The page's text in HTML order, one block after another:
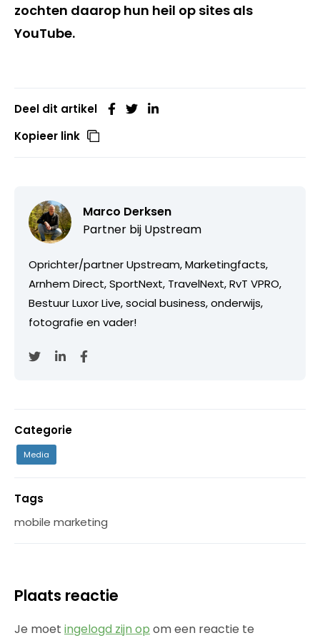
zochten daarop hun heil op sites als
YouTube.
Deel dit artikel
Kopieer link
Marco Derksen
Partner bij Upstream
Oprichter/partner Upstream, Marketingfacts,
Arnhem Direct, SportNext, TravelNext, RvT VPRO,
Bestuur Luxor Live, social business, onderwijs,
fotografie en vader!
Categorie
Media
Tags
mobile marketing
Plaats reactie
Je moet ingelogd zijn op om een reactie te